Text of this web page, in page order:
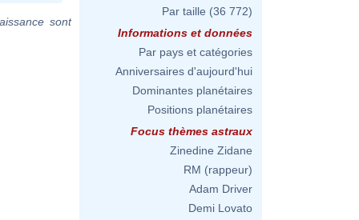
sont
Par taille (36 772)
Informations et données
Par pays et catégories
Anniversaires d'aujourd'hui
Dominantes planétaires
Positions planétaires
Focus thèmes astraux
Zinedine Zidane
RM (rappeur)
Adam Driver
Demi Lovato